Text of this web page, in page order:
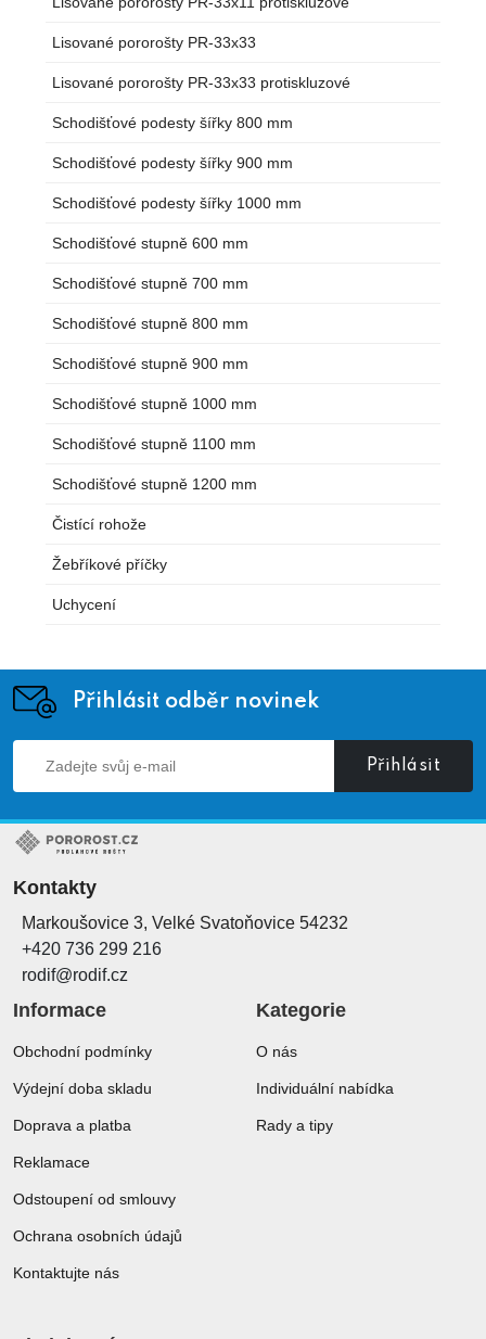
Lisované pororošty PR-33x33
Lisované pororošty PR-33x33 protiskluzové
Schodišťové podesty šířky 800 mm
Schodišťové podesty šířky 900 mm
Schodišťové podesty šířky 1000 mm
Schodišťové stupně 600 mm
Schodišťové stupně 700 mm
Schodišťové stupně 800 mm
Schodišťové stupně 900 mm
Schodišťové stupně 1000 mm
Schodišťové stupně 1100 mm
Schodišťové stupně 1200 mm
Čistící rohože
Žebříkové příčky
Uchycení
Přihlásit odběr novinek
Přihlásit
Kontakty
Markoušovice 3, Velké Svatoňovice 54232
+420 736 299 216
rodif@rodif.cz
Informace
Obchodní podmínky
Výdejní doba skladu
Doprava a platba
Reklamace
Odstoupení od smlouvy
Ochrana osobních údajů
Kontaktujte nás
Kategorie
O nás
Individuální nabídka
Rady a tipy